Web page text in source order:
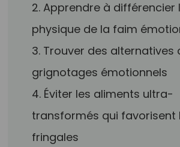
2. Apprendre à différencier
physique de la faim
3. Trouver des alternatives
grignotages émotionnels
4. Éviter les aliments ultra-
transformés qui favorisent
fringales